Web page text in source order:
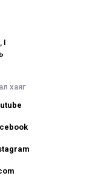
I
хаяг